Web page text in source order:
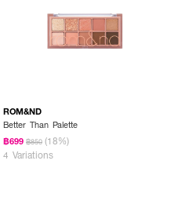
ROM&ND
Better Than Palette
฿699 ฿850 (18%)
4 Variations